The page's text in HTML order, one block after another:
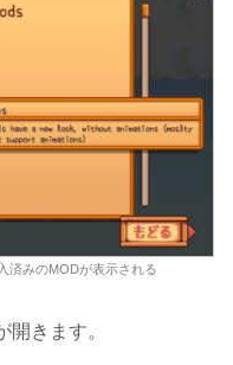
済みのMODが表示される
きます。